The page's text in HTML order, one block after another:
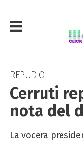
REPUDIO
Cerruti
nota del
La vocera